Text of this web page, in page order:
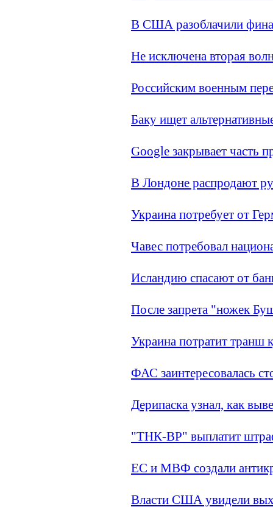
В США разоблачили
Не исключена вторая
Российским военным
Баку ищет
Google закрывает часть
В Лондоне распродают
Украина потребует от
Чавес потребовал
Исландию спасают от
После запрета "ножек
Украина потратит
ФАС заинтересовалась
Дерипаска узнал, как
"ТНК-ВР" выплатит
ЕС и МВФ создали
Власти США увидели